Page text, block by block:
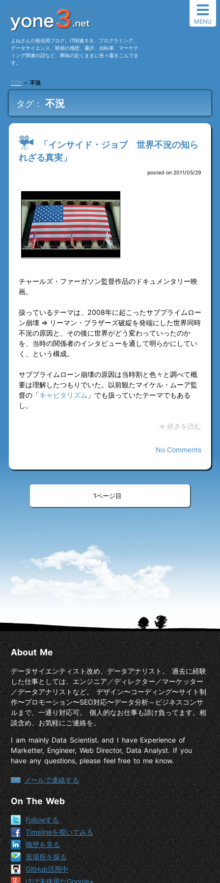
よねさんの発信用ブログ。IT関連ネタ、プログラミング、
データサイエンス、映画の感想、書評、自転車、マーケテ
ィング関連の話など、興味の赴くままに色々書きこんでま
す。
TOP ＞ 不況
MENU
タグ： 不況
「インサイド・ジョブ 世界不況の知ら
れざる真実」
posted on 2011/05/29
チャールズ・ファーガソン監督作品のドキュメンタリー映
画。
扱っているテーマは、2008年に起こったサブプライムロー
ン崩壊 ⇒ リーマン・ブラザーズ破綻を発端にした世界同時
不況の原因と、その後に世界がどう変わっていったのか
を、当時の関係者のインタビューを通して明らかにしてい
く、という構成。
サブプライムローン崩壊の原因は当時割と色々と調べて概
要は理解したつもりでいた。以前観たマイケル・ムーア監
督の「キャピタリズム 」でも扱っていたテーマでもある
し。
⇒ 続きを読む
No Comments
1
About Me
データサイエンティスト改め、データアナリスト。 過去に経験
した仕事としては、エンジニア／ディレクター／マーケッター
／データアナリストなど。 デザイン〜コーディング〜サイト制
作〜プロモーション〜SEO対応〜データ分析～ビジネスコンサ
ルまで、一通り対応可。 個人的なお仕事も請け負ってます。相
談含め、お気軽にご連絡を。
I am mainly Data Scientist. and I have Experience of
Marketter, Engineer, Web Director, Data Analyst. If you
have any questions, please feel free to me know.
メールで連絡する
On The Web
Followする
Timelineを覗いてみる
職歴を見る
居場所を探る
GitHub活用中
ほぼ未使用なGoogle+